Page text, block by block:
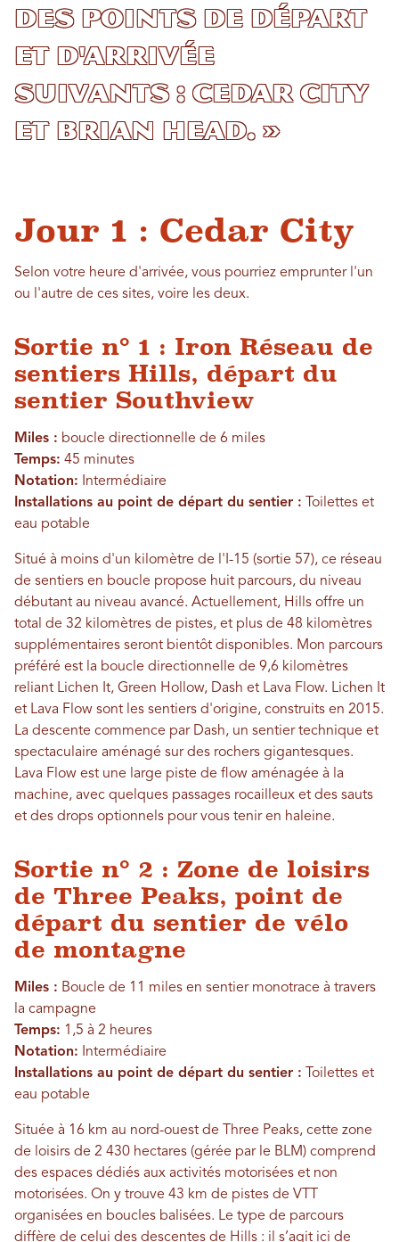
des points de départ
et d'arrivée
suivants : Cedar City
et Brian Head. »
Jour 1 : Cedar City
Selon votre heure d'arrivée, vous pourriez emprunter l'un
ou l'autre de ces sites, voire les deux.
Sortie n° 1 : Iron Réseau de
sentiers Hills, départ du
sentier Southview
Miles : boucle directionnelle de 6 miles
Temps: 45 minutes
Notation: Intermédiaire
Installations au point de départ du sentier : Toilettes et
eau potable
Situé à moins d'un kilomètre de l'I-15 (sortie 57), ce réseau
de sentiers en boucle propose huit parcours, du niveau
débutant au niveau avancé. Actuellement, Hills offre un
total de 32 kilomètres de pistes, et plus de 48 kilomètres
supplémentaires seront bientôt disponibles. Mon parcours
préféré est la boucle directionnelle de 9,6 kilomètres
reliant Lichen It, Green Hollow, Dash et Lava Flow. Lichen It
et Lava Flow sont les sentiers d'origine, construits en 2015.
La descente commence par Dash, un sentier technique et
spectaculaire aménagé sur des rochers gigantesques.
Lava Flow est une large piste de flow aménagée à la
machine, avec quelques passages rocailleux et des sauts
et des drops optionnels pour vous tenir en haleine.
Sortie n° 2 : Zone de loisirs
de Three Peaks, point de
départ du sentier de vélo
de montagne
Miles : Boucle de 11 miles en sentier monotrace à travers
la campagne
Temps: 1,5 à 2 heures
Notation: Intermédiaire
Installations au point de départ du sentier : Toilettes et
eau potable
Située à 16 km au nord-ouest de Three Peaks, cette zone
de loisirs de 2 430 hectares (gérée par le BLM) comprend
des espaces dédiés aux activités motorisées et non
motorisées. On y trouve 43 km de pistes de VTT
organisées en boucles balisées. Le type de parcours
diffère de celui des descentes de Hills : il s’agit ici de